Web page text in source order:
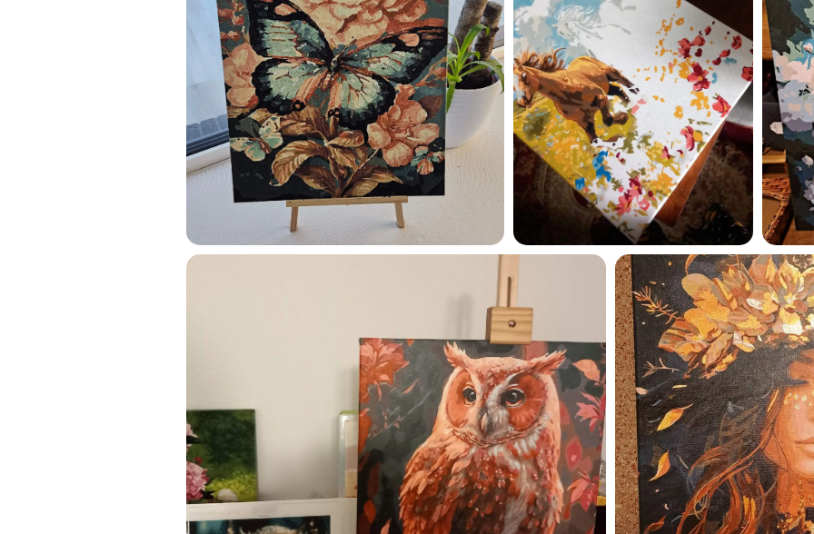
Olen tutvunud
privaatsuspoliitikaga ja
sellega
Maalihobi.eePrivaatsuspoliitika
TELLI